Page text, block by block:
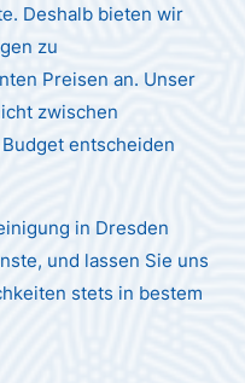
Deshalb bieten wir
zu
Preisen an. Unser
zwischen
entscheiden
in Dresden
und lassen Sie uns
stets in bestem